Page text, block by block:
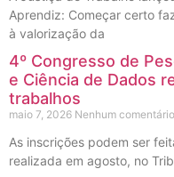
Aprendiz: Começar certo
à valorização da
4º Congresso de
e Ciência de Dados
trabalhos
maio 7, 2026 Nenhum comentário
As inscrições podem ser
realizada em agosto, no